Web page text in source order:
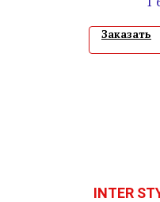
Заказать
INTER